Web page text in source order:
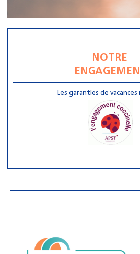
NOTRE
Les garanties de vacances